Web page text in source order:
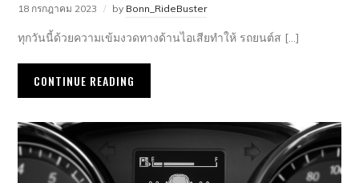
18 กรกฎาคม 2023 by Bonn_RideBuster
ทุกวันนี้ด้วยความเข้มงวดทางด้านไอเสียทำให้ รถยนต์ส […]
CONTINUE READING